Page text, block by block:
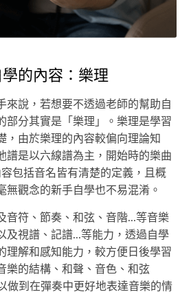
的內容：樂理
來說，若想要不透過老師的幫助自
部分其實是「樂理」。樂理是學習
，由於樂理的內容較偏向理論知
譜是以六線譜為主，開始時的樂曲
包括音名皆有清楚的定義，且概
無觀念的新手自學也不易混淆。
音符、節奏、和弦、音階...等音樂
及視譜、記譜...等能力，透過自學
理解和感知能力，較方便日後學習
樂的結構、和聲、音色、和弦
做到在彈奏中更好地表達音樂的情